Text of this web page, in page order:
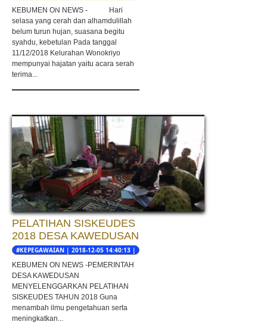
KEBUMEN ON NEWS - Hari
selasa yang cerah dan alhamdulillah
belum turun hujan, suasana begitu
syahdu, kebetulan Pada tanggal
11/12/2018 Kelurahan Wonokriyo
mempunyai hajatan yaitu acara serah
terima...
PELATIHAN SISKEUDES
2018 DESA KAWEDUSAN
#KEPEGAWAIAN | 2018-12-05 14:40:13 |
KEBUMEN ON NEWS -PEMERINTAH
DESA KAWEDUSAN
MENYELENGGARKAN PELATIHAN
SISKEUDES TAHUN 2018 Guna
menambah ilmu pengetahuan serta
meningkatkan...